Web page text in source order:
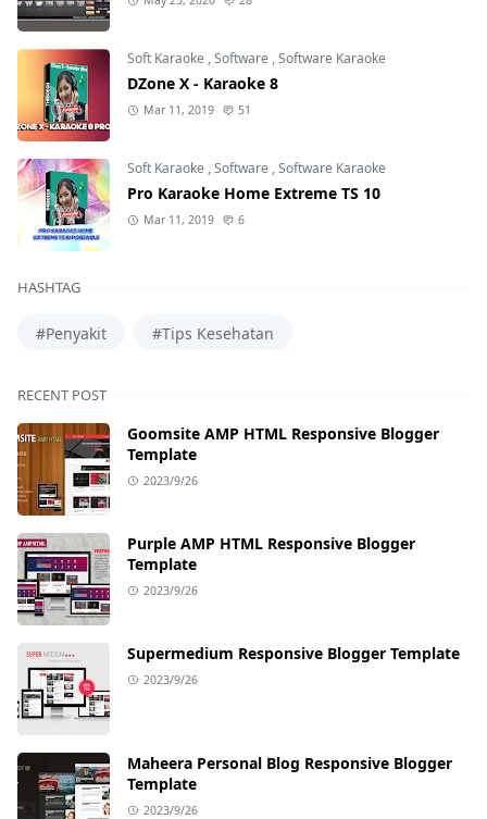
Soft Karaoke ,Software ,Software Karaoke
DZone X - Karaoke 8
Mar 11, 2019 51
Soft Karaoke ,Software ,Software Karaoke
Pro Karaoke Home Extreme TS 10
Mar 11, 2019 6
HASHTAG
#Penyakit #Tips Kesehatan
RECENT POST
Goomsite AMP HTML Responsive Blogger
Template
2023/9/26
Purple AMP HTML Responsive Blogger
Template
2023/9/26
Supermedium Responsive Blogger Template
2023/9/26
Maheera Personal Blog Responsive Blogger
Template
2023/9/26